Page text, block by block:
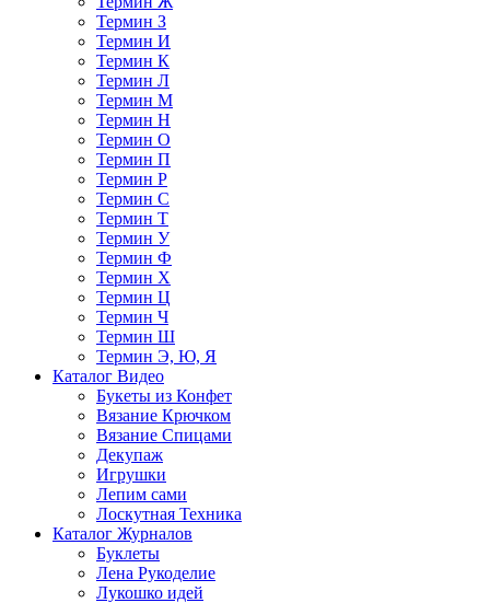
Термин З
Термин И
Термин К
Термин Л
Термин М
Термин Н
Термин О
Термин П
Термин Р
Термин С
Термин Т
Термин У
Термин Ф
Термин Х
Термин Ц
Термин Ч
Термин Ш
Термин Э, Ю, Я
Каталог Видео
Букеты из Конфет
Вязание Крючком
Вязание Спицами
Декупаж
Игрушки
Лепим сами
Лоскутная Техника
Каталог Журналов
Буклеты
Лена Рукоделие
Лукошко идей